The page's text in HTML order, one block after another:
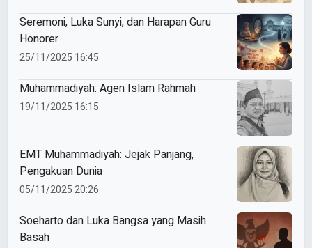
Seremoni, Luka Sunyi, dan Harapan Guru
Honorer
25/11/2025 16:45
Muhammadiyah: Agen Islam Rahmah
19/11/2025 16:15
EMT Muhammadiyah: Jejak Panjang,
Pengakuan Dunia
05/11/2025 20:26
Soeharto dan Luka Bangsa yang Masih
Basah